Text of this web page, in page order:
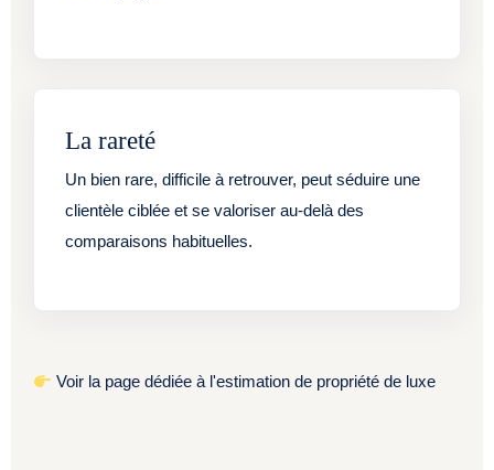
La rareté
Un bien rare, difficile à retrouver, peut séduire une
clientèle ciblée et se valoriser au-delà des
comparaisons habituelles.
Voir la page dédiée à l'estimation de propriété de luxe